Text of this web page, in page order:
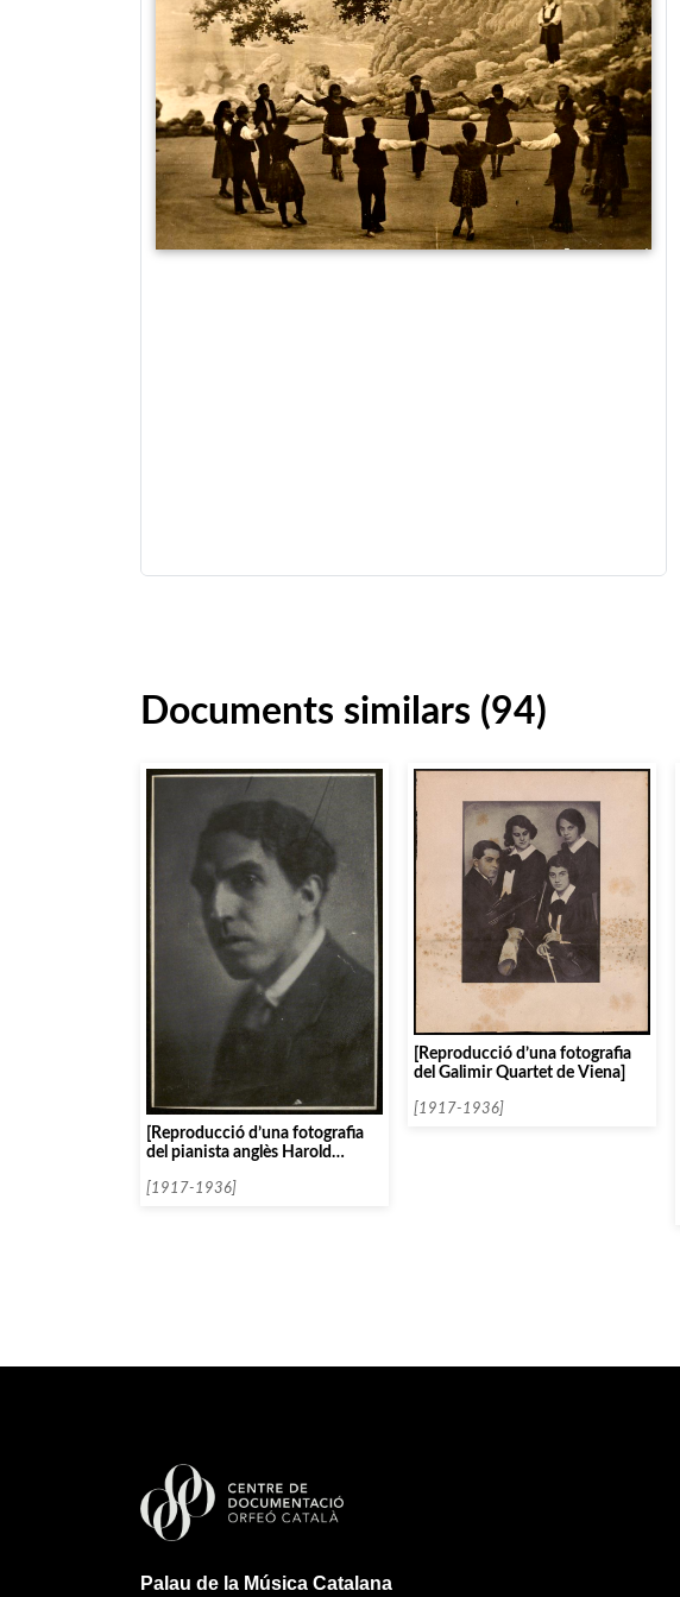
Documents similars (94)
[Reproducció d’una fotografia
del pianista anglès Harold
[1917-1936]
[Reproducció d’una fotografia
del Galimir Quartet de Viena]
[1917-1936]
Palau de la Música Catalana